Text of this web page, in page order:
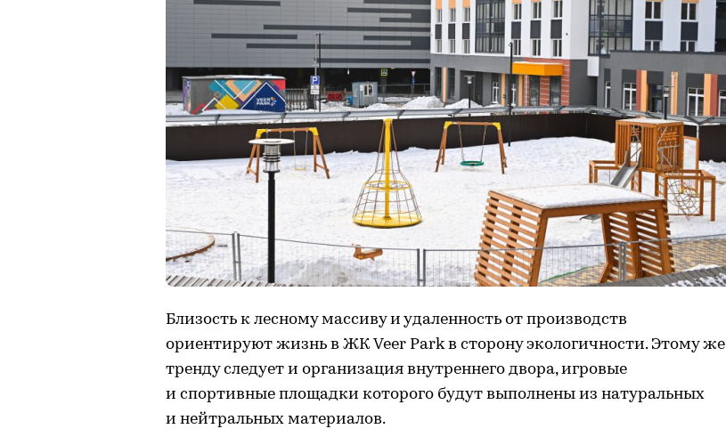
Близость к лесному массиву и удаленность от производств
ориентируют жизнь в ЖК Veer Park в сторону экологичности. Этому же
тренду следует и организация внутреннего двора, игровые
и спортивные площадки которого будут выполнены из натуральных
и нейтральных материалов.